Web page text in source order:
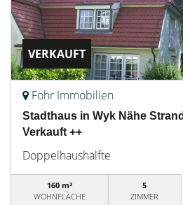
VERKAUFT
Föhr Immobilien
Stadthaus in Wyk Nähe
Verkauft ++
Doppelhaushälfte
160 m²
WOHNFLÄCHE
5
ZIMMER